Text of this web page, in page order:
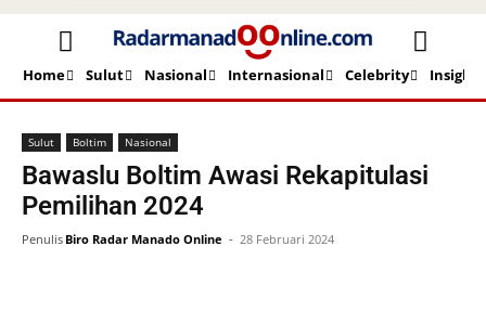
Home Sulut Nasional Internasional Celebrity Insight
Beranda Sulut Boltim
Sulut Boltim Nasional
Bawaslu Boltim Awasi Rekapitulasi
Pemilihan 2024
Penulis Biro Radar Manado Online - 28 Februari 2024